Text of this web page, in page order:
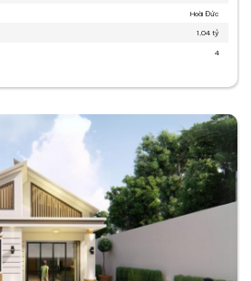
Hoài Đức
1,04 tỷ
4